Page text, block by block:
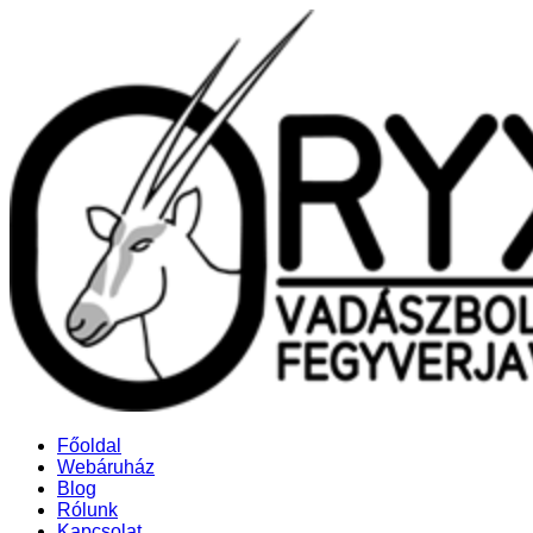
Főoldal
Webáruház
Blog
Rólunk